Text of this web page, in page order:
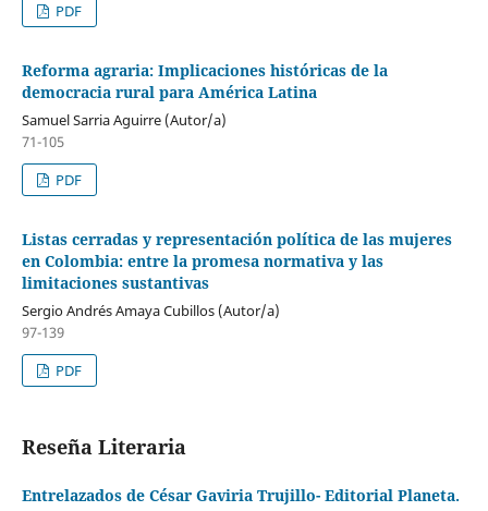
PDF
Reforma agraria: Implicaciones históricas de la
democracia rural para América Latina
Samuel Sarria Aguirre (Autor/a)
71-105
PDF
Listas cerradas y representación política de las mujeres
en Colombia: entre la promesa normativa y las
limitaciones sustantivas
Sergio Andrés Amaya Cubillos (Autor/a)
97-139
PDF
Reseña Literaria
Entrelazados de César Gaviria Trujillo- Editorial Planeta.